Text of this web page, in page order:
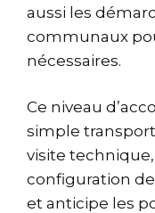
aussi les
communaux
nécessaires.
Ce niveau
simple transport
visite
configuration
et anticipe les